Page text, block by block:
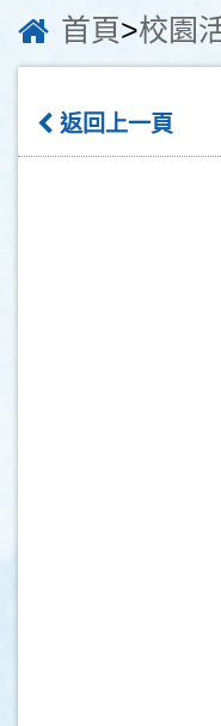
首頁>校園
返回上一頁